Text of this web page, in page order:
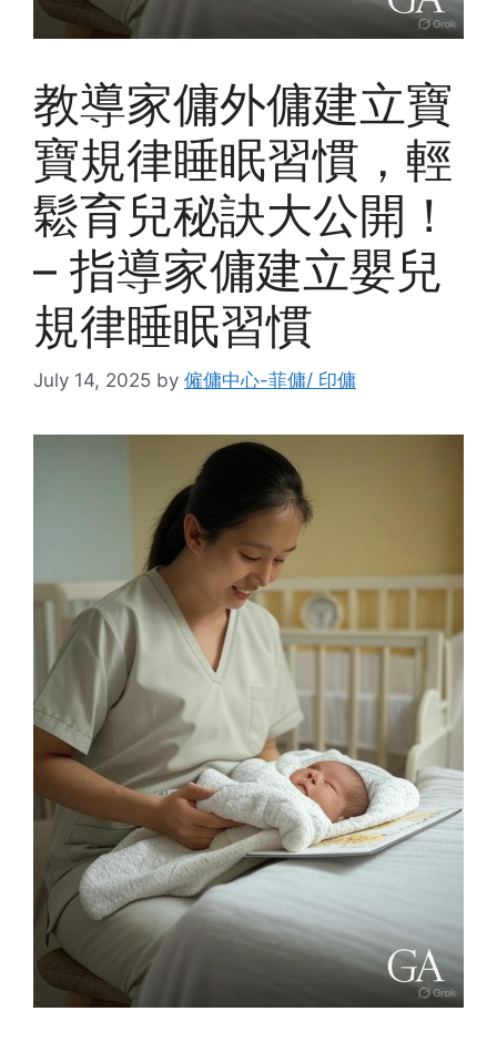
教導家傭外傭建立寶
寶規律睡眠習慣，輕
鬆育兒秘訣大公開！
– 指導家傭建立嬰兒
規律睡眠習慣
July 14, 2025 by 僱傭中心-菲傭/ 印傭